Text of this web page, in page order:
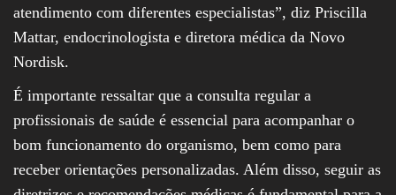
atendimento com diferentes especialistas”, diz Priscilla
Mattar, endocrinologista e diretora médica da Novo
Nordisk.
É importante ressaltar que a consulta regular a
profissionais de saúde é essencial para acompanhar o
bom funcionamento do organismo, bem como para
receber orientações personalizadas. Além disso, seguir as